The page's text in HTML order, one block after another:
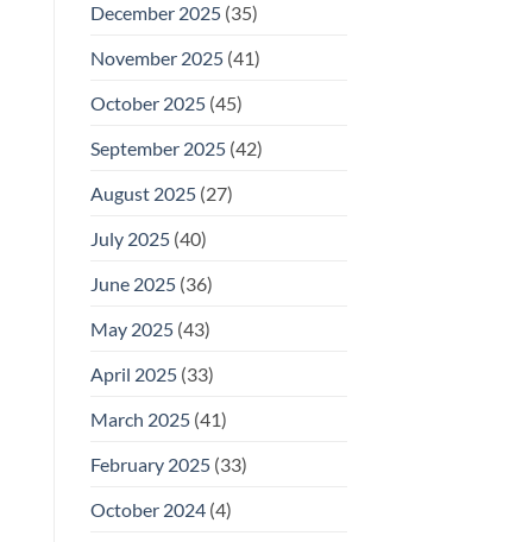
December 2025(35)
November 2025(41)
October 2025(45)
September 2025(42)
August 2025(27)
July 2025(40)
June 2025(36)
May 2025(43)
April 2025(33)
March 2025(41)
February 2025(33)
October 2024(4)